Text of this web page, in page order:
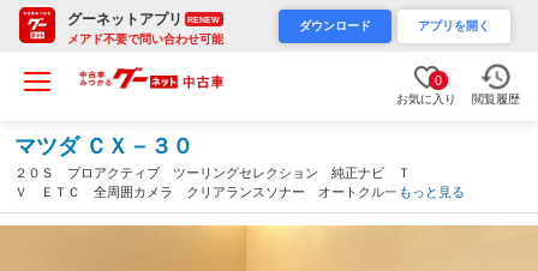
グーネットアプリ RENEW
メアド不要で問い合わせ可能
ダウンロード アプリを開く
0
お気に入り 閲覧履歴
マツダ ＣＸ－３０
２０Ｓ プロアクティブ ツーリングセレクション 純正ナビ Ｔ
Ｖ ＥＴＣ 全周囲カメラ クリアランスソナー オートクルーズ
コントロール レーンアシスト パワーシート 衝突被害軽減シス
テム オートマチックハイビーム オートライト（大阪府）
もっと見る